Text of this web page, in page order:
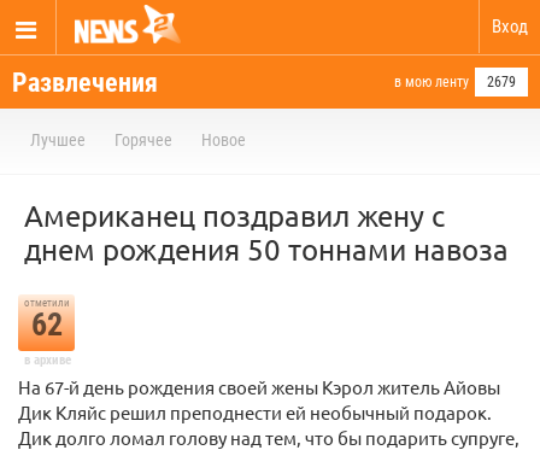
Вход
Развлечения в мою ленту 2679
Лучшее Горячее Новое
Американец поздравил жену с
днем рождения 50 тоннами навоза
отметили
62
в архиве
На 67-й день рождения своей жены Кэрол житель Айовы
Дик Кляйс решил преподнести ей необычный подарок.
Дик долго ломал голову над тем, что бы подарить супруге,